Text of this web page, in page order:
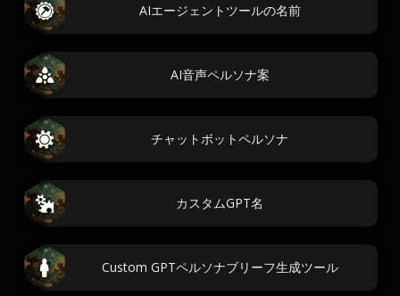
AIエージェントツールの名前
AI音声ペルソナ案
チャットボットペルソナ
カスタムGPT名
Custom GPTペルソナブリーフ生成ツール